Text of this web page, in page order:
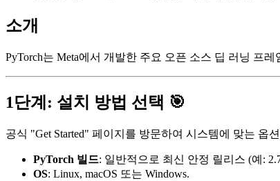
소개
PyTorch는 Meta에서 개발한 주요 오픈 소스 딥 러닝 프
1단계: 설치 방법 선택 🎯
공식 "Get Started" 페이지를 방문하여 시스템에 맞는 옵
PyTorch 빌드: 일반적으로 최신 안정 릴리스 (예:
OS: Linux, macOS 또는 Windows.